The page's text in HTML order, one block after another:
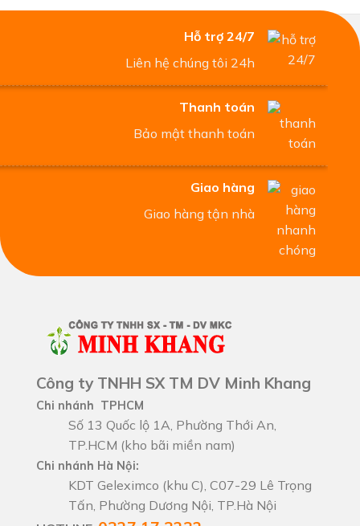
Hỗ trợ 24/7
Liên hệ chúng tôi 24h
Thanh toán
Bảo mật thanh toán
Giao hàng
Giao hàng tận nhà
Công ty TNHH SX TM DV Minh Khang
Chi nhánh TPHCM
Số 13 Quốc lộ 1A, Phường Thới An,
TP.HCM (kho bãi miền nam)
Chi nhánh Hà Nội:
KDT Geleximco (khu C), C07-29 Lê Trọng
Tấn, Phường Dương Nội, TP.Hà Nội